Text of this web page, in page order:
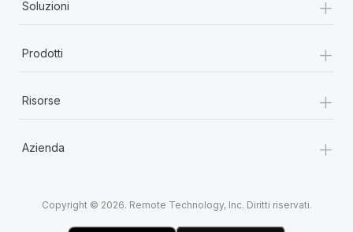
Soluzioni
Prodotti +
Risorse +
Azienda +
Copyright © 2026. Remote Technology, Inc. Diritti riservati.